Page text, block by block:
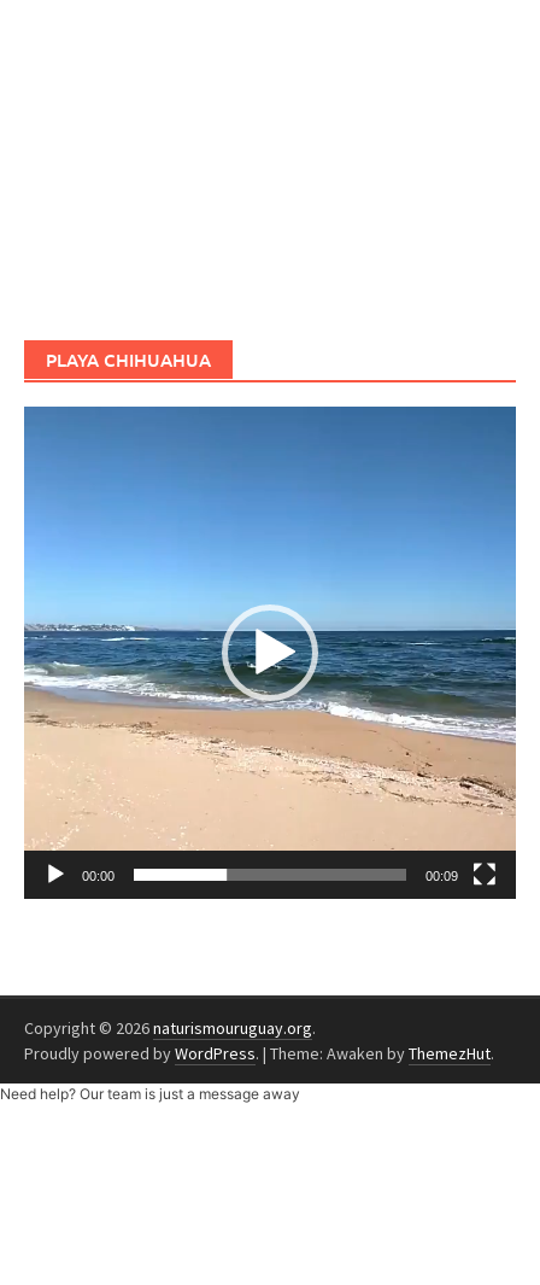
PLAYA CHIHUAHUA
00:00 00:09
Copyright © 2026naturismouruguay.org.
Proudly powered byWordPress. | Theme: Awaken byThemezHut.
Need help? Our team is just a message away